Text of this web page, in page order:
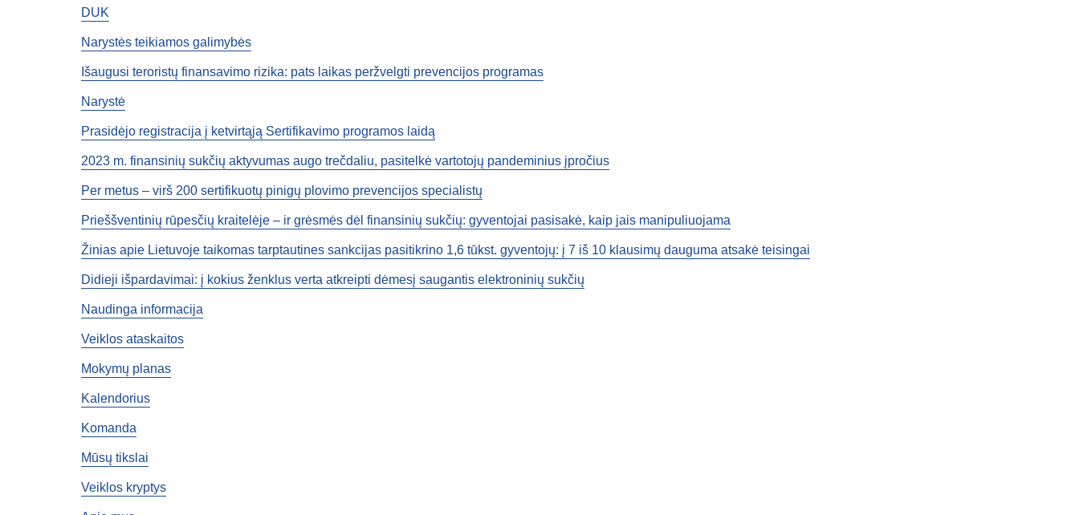
DUK
Narystės teikiamos galimybės
Išaugusi teroristų finansavimo rizika: pats laikas peržvelgti prevencijos programas
Narystė
Prasidėjo registracija į ketvirtąją Sertifikavimo programos laidą
2023 m. finansinių sukčių aktyvumas augo trečdaliu, pasitelkė vartotojų pandeminius įpročius
Per metus – virš 200 sertifikuotų pinigų plovimo prevencijos specialistų
Prieššventinių rūpesčių kraitelėje – ir grėsmės dėl finansinių sukčių: gyventojai pasisakė, kaip jais manipuliuojama
Žinias apie Lietuvoje taikomas tarptautines sankcijas pasitikrino 1,6 tūkst. gyventojų: į 7 iš 10 klausimų dauguma atsakė teisingai
Didieji išpardavimai: į kokius ženklus verta atkreipti dėmesį saugantis elektroninių sukčių
Naudinga informacija
Veiklos ataskaitos
Mokymų planas
Kalendorius
Komanda
Mūsų tikslai
Veiklos kryptys